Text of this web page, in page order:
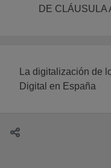
DE CLÁUSULA
La digitalización de
Digital en España